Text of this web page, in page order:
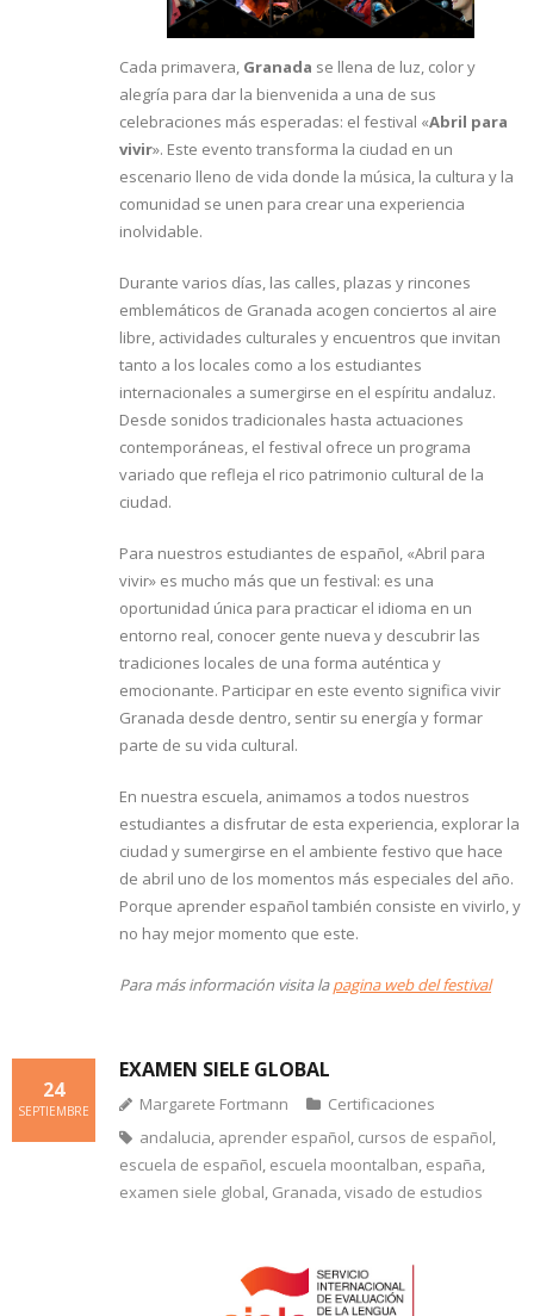
Cada primavera, Granada se llena de luz, color y
alegría para dar la bienvenida a una de sus
celebraciones más esperadas: el festival «Abril para
vivir». Este evento transforma la ciudad en un
escenario lleno de vida donde la música, la cultura y la
comunidad se unen para crear una experiencia
inolvidable.
Durante varios días, las calles, plazas y rincones
emblemáticos de Granada acogen conciertos al aire
libre, actividades culturales y encuentros que invitan
tanto a los locales como a los estudiantes
internacionales a sumergirse en el espíritu andaluz.
Desde sonidos tradicionales hasta actuaciones
contemporáneas, el festival ofrece un programa
variado que refleja el rico patrimonio cultural de la
ciudad.
Para nuestros estudiantes de español, «Abril para
vivir» es mucho más que un festival: es una
oportunidad única para practicar el idioma en un
entorno real, conocer gente nueva y descubrir las
tradiciones locales de una forma auténtica y
emocionante. Participar en este evento significa vivir
Granada desde dentro, sentir su energía y formar
parte de su vida cultural.
En nuestra escuela, animamos a todos nuestros
estudiantes a disfrutar de esta experiencia, explorar la
ciudad y sumergirse en el ambiente festivo que hace
de abril uno de los momentos más especiales del año.
Porque aprender español también consiste en vivirlo, y
no hay mejor momento que este.
Para más información visita lapagina web del festival
EXAMEN SIELE GLOBAL
24
SEPTIEMBRE Margarete Fortmann
Certificaciones
andalucia, aprender español, cursos de español,
escuela de español, escuela moontalban, españa,
examen siele global, Granada,visado de estudios